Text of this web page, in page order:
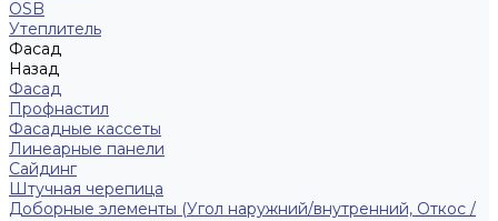
ОSB
Утеплитель
Фасад
Назад
Фасад
Профнастил
Фасадные кассеты
Линеарные панели
Сайдинг
Штучная черепица
Доборные элементы (Угол наружний/внутренний, Откос /